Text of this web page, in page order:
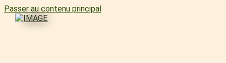
Passer au contenu principal